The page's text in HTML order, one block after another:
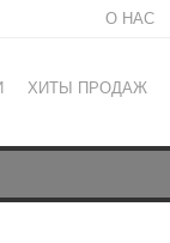
О НАС
ХИТЫ ПРОДАЖ